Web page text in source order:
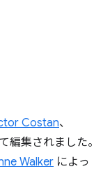
Costan、
編集されました。
Walker によっ